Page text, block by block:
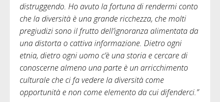
distruggendo. Ho avuto la fortuna di rendermi conto
che la diversità è una grande ricchezza, che molti
pregiudizi sono il frutto dell’ignoranza alimentata da
una distorta o cattiva informazione. Dietro ogni
etnia, dietro ogni uomo c’è una storia e cercare di
conoscerne almeno una parte è un arricchimento
culturale che ci fa vedere la diversità come
opportunità e non come elemento da cui difenderci.”